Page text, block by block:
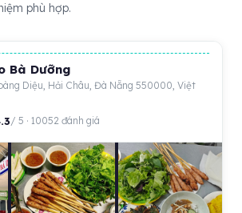
phù hợp.
Bà Dưỡng
Diệu, Hải Châu, Đà Nẵng 550000, Việt
/ 5 · 10052 đánh giá